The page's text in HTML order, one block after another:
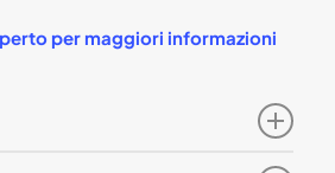
per maggiori informazioni
al bisolfuro di molibdeno sono